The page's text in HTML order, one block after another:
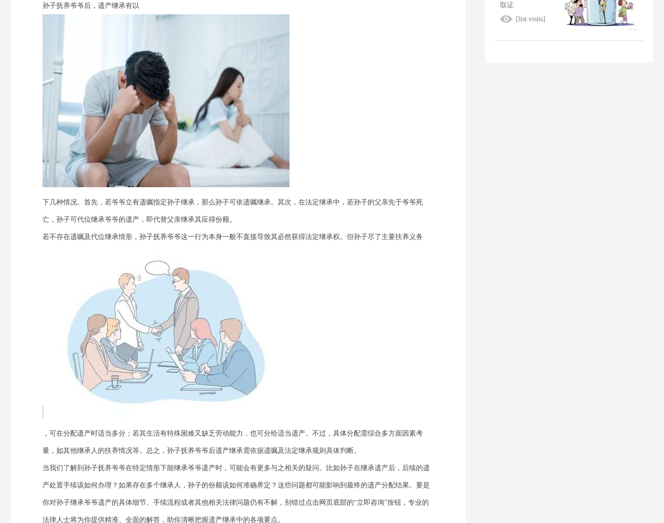
孙子抚养爷爷后，遗产继承有以
下几种情况。首先，若爷爷立有遗嘱指定孙子继承，那么孙子可依遗嘱继承。其次，在法定继承中，若孙子的父亲先于爷爷死
亡，孙子可代位继承爷爷的遗产，即代替父亲继承其应得份额。
若不存在遗嘱及代位继承情形，孙子抚养爷爷这一行为本身一般不直接导致其必然获得法定继承权。但孙子尽了主要扶养义务
，可在分配遗产时适当多分；若其生活有特殊困难又缺乏劳动能力，也可分给适当遗产。不过，具体分配需综合多方面因素考
量，如其他继承人的扶养情况等。总之，孙子抚养爷爷后遗产继承需依据遗嘱及法定继承规则具体判断。
当我们了解到孙子抚养爷爷在特定情形下能继承爷爷遗产时，可能会有更多与之相关的疑问。比如孙子在继承遗产后，后续的遗
产处置手续该如何办理？如果存在多个继承人，孙子的份额该如何准确界定？这些问题都可能影响到最终的遗产分配结果。要是
你对孙子继承爷爷遗产的具体细节、手续流程或者其他相关法律问题仍有不解，别错过点击网页底部的“立即咨询”按钮，专业的
法律人士将为你提供精准、全面的解答，助你清晰把握遗产继承中的各项要点。
取证
[list:visits]